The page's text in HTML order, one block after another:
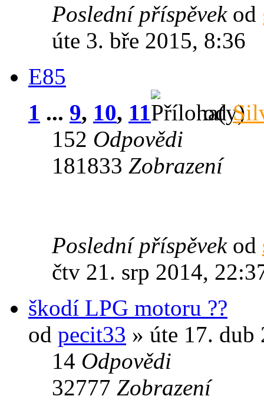
Poslední příspěvek od
úte 3. bře 2015, 8:36
E85
1 ... 9, 10, 11 od
152 Odpovědi
181833 Zobrazení
Poslední příspěvek od
čtv 21. srp 2014,
škodí LPG motoru ??
od pecit33 » úte 17. dub
14 Odpovědi
32777 Zobrazení